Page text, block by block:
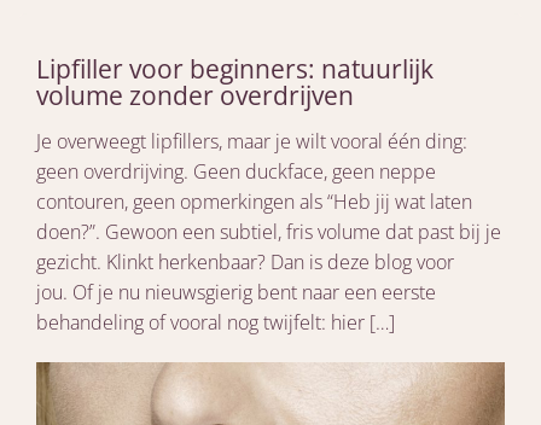
Lipfiller voor beginners: natuurlijk
volume zonder overdrijven
Je overweegt lipfillers, maar je wilt vooral één ding:
geen overdrijving. Geen duckface, geen neppe
contouren, geen opmerkingen als “Heb jij wat laten
doen?”. Gewoon een subtiel, fris volume dat past bij je
gezicht. Klinkt herkenbaar? Dan is deze blog voor
jou. Of je nu nieuwsgierig bent naar een eerste
behandeling of vooral nog twijfelt: hier […]